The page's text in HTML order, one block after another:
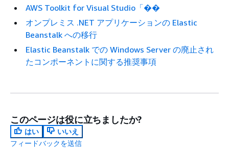
AWS Toolkit for Visual Studio「��
オンプレミス .NET アプリケーションの Elastic
Beanstalk への移行
Elastic Beanstalk での Windows Server の廃止され
たコンポーネントに関する推奨事項
このページは役に立ちましたか?
はい
いいえ
フィードバックを送信